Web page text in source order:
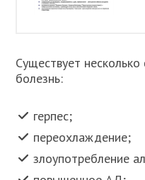
Существует
болезнь:
герпес;
переохлаждение;
злоупотребление